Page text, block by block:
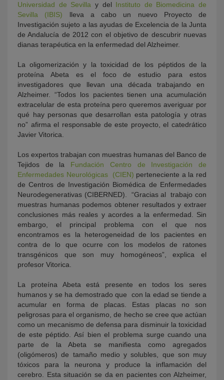
Universidad de Sevilla y del Instituto de Biomedicina de
Sevilla (IBIS) lleva a cabo un nuevo Proyecto de
Investigación sujeto a las ayudas de Excelencia de la Junta
de Andalucía de 2012 con el objetivo de descubrir nuevas
dianas terapéutica en la enfermedad del Alzheimer.
La oligomerización y la toxicidad de los péptidos de la
proteína Abeta es el foco de estudio para estos
investigadores que llevan una década trabajando en
Alzheimer. “Todos los pacientes tienen una acumulación
extracelular de esta proteína pero queremos averiguar por
qué hay personas que desarrollan esta patología y otras
no” afirma el responsable de este proyecto, el catedrático
Javier Vitorica.
Los expertos trabajan con muestras humanas del Banco de
Tejidos de la Fundación Centro de Investigación de
Enfermedades Neurológicas (CIEN) perteneciente a la red
de Centros de Investigación Biomédica de Enfermedades
Neurodegenerativas (CIBERNED). “Gracias al trabajo con
muestras humanas podemos obtener resultados y extraer
conclusiones más reales y acordes a la enfermedad. Sin
embargo, el principal problema con el que nos
encontramos es la heterogeneidad de los pacientes en
contra de lo que ocurre con los modelos de ratones
transgénicos que son muy homogéneos”, explica el
profesor Vitorica.
La proteína Abeta está presente en todos los seres
humanos y se ha demostrado que con la edad se tiende a
acumular en forma de placas. Estas placas no son
peligrosas para el organismo, de hecho se cree que actúan
como un mecanismo de defensa para disminuir la toxicidad
de este péptido. Así bien el problema surge cuando una
parte de la Abeta se manifiesta como agregados
(oligómeros) de tamaño medio y solubles, que son muy
tóxicos para la neurona y produce la inflamación del
cerebro. Esta situación se da en pacientes con Alzheimer,